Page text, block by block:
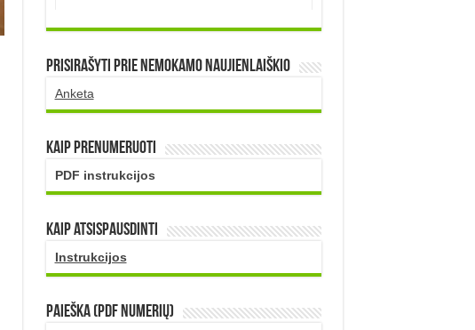
Prisirašyti prie nemokamo naujienlaiškio
Anketa
Kaip prenumeruoti
PDF instrukcijos
Kaip atsispausdinti
Instrukcijos
PAIEŠKA (PDF numerių)